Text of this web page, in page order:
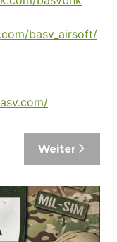
basv_airsoft/
Weiter